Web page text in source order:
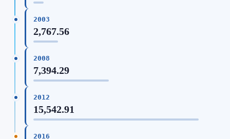
2003
2,767.56
2008
7,394.29
2012
15,542.91
2016